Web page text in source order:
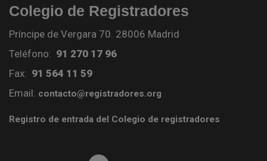
Colegio de Registradores
Príncipe de Vergara 70. 28006 Madrid
Teléfono: 91 270 17 96
Fax: 91 564 11 59
Email: contacto@registradores.org
Registro de entrada del Colegio de registradores